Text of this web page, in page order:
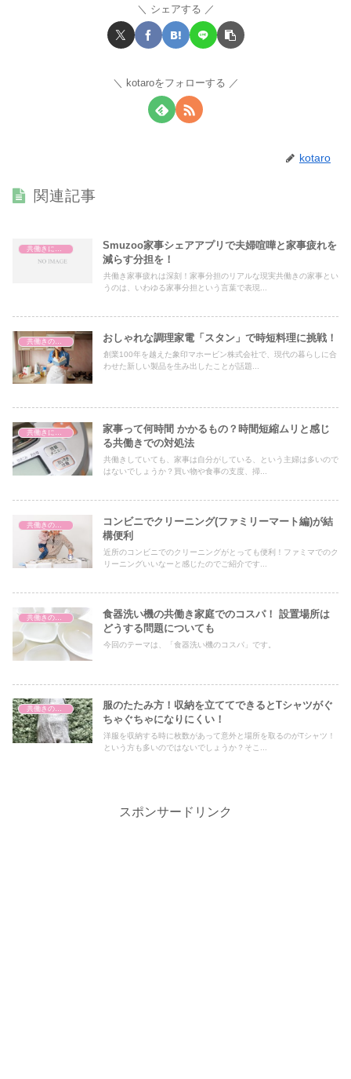
シェアする
kotaroをフォローする
kotaro
関連記事
共働きに疲れた
Smuzoo家事シェアアプリで夫婦喧嘩と家事疲れを
減らす分担を！
共働き家事疲れは深刻！家事分担のリアルな現実共働きの家事とい
うのは、いわゆる家事分担という言葉で表現...
おしゃれな調理家電「スタン」で時短料理に挑戦！
創業100年を越えた象印マホービン株式会社で、現代の暮らしに合
わせた新しい製品を生み出したことが話題...
共働きに疲れた
家事って何時間 かかるもの？時間短縮ムリと感じ
る共働きでの対処法
共働きしていても、家事は自分がしている、という主婦は多いので
はないでしょうか？買い物や食事の支度、掃...
共働きの家事
コンビニでクリーニング(ファミリーマート編)が結
構便利
近所のコンビニでのクリーニングがとっても便利！ファミマでのク
リーニングいいなーと感じたのでご紹介です...
共働きの家事
食器洗い機の共働き家庭でのコスパ！ 設置場所は
どうする問題についても
今回のテーマは、「食器洗い機のコスパ」です。
共働きの家事
服のたたみ方！収納を立ててできるとTシャツがぐ
ちゃぐちゃになりにくい！
洋服を収納する時に枚数があって意外と場所を取るのがTシャツ！
という方も多いのではないでしょうか？そこ...
スポンサードリンク